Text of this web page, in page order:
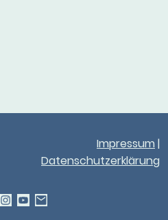
Impressum |
Datenschutzerklärung